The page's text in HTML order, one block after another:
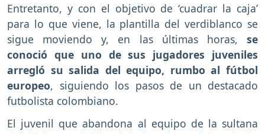
Entretanto, y con el objetivo de ‘cuadrar la caja’
para lo que viene, la plantilla del verdiblanco se
sigue moviendo y, en las últimas horas, se
conoció que uno de sus jugadores juveniles
arregló su salida del equipo, rumbo al fútbol
europeo, siguiendo los pasos de un destacado
futbolista colombiano.
El juvenil que abandona al equipo de la sultana